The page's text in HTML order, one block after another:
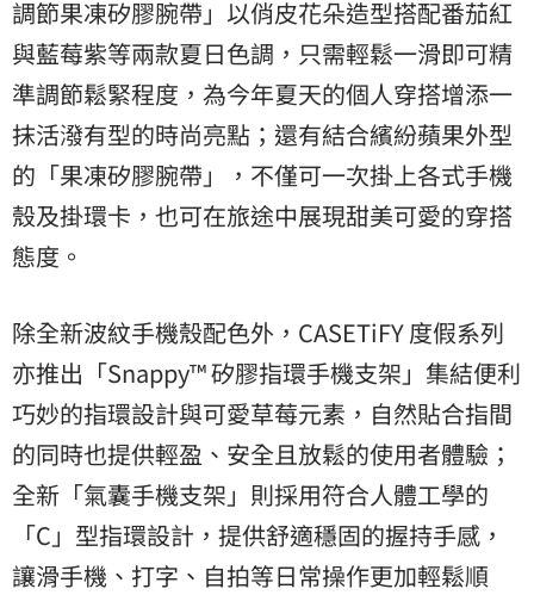
調節果凍矽膠腕帶」以俏皮花朵造型搭配番茄紅
與藍莓紫等兩款夏日色調，只需輕鬆一滑即可精
準調節鬆緊程度，為今年夏天的個人穿搭增添一
抹活潑有型的時尚亮點；還有結合繽紛蘋果外型
的「果凍矽膠腕帶」，不僅可一次掛上各式手機
殼及掛環卡，也可在旅途中展現甜美可愛的穿搭
態度。
除全新波紋手機殼配色外，CASETiFY 度假系列
亦推出「Snappy™ 矽膠指環手機支架」集結便利
巧妙的指環設計與可愛草莓元素，自然貼合指間
的同時也提供輕盈、安全且放鬆的使用者體驗；
全新「氣囊手機支架」則採用符合人體工學的
「C」型指環設計，提供舒適穩固的握持手感，
讓滑手機、打字、自拍等日常操作更加輕鬆順